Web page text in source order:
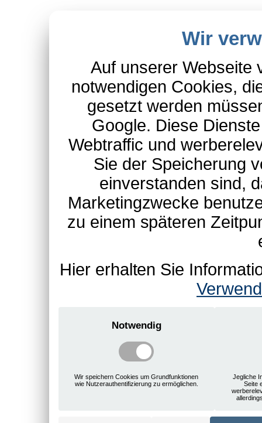
Wir
Auf unserer Webseite
notwendigen Cookies,
gesetzt werden
Google. Diese
Webtraffic und
Sie der Speicherung
einverstanden sind,
Marketingzwecke
zu einem späteren
Hier erhalten Sie
Notwendig
Wir speichern Cookies um Grundfunktionen
wie Nutzerauthentifizierung zu ermöglichen.
Jegliche
Seite